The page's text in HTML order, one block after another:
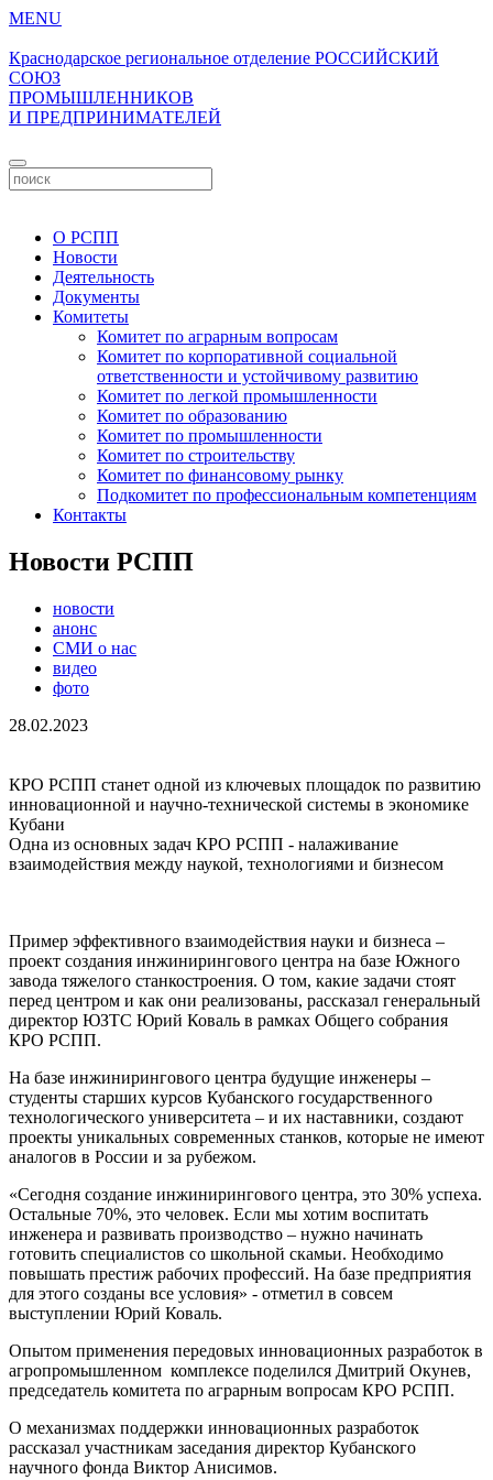
MENU
Краснодарское региональное отделение РОССИЙСКИЙ
СОЮЗ
ПРОМЫШЛЕННИКОВ
И ПРЕДПРИНИМАТЕЛЕЙ
О РСПП
Новости
Деятельность
Документы
Комитеты
Комитет по аграрным вопросам
Комитет по корпоративной социальной
ответственности и устойчивому развитию
Комитет по легкой промышленности
Комитет по образованию
Комитет по промышленности
Комитет по строительству
Комитет по финансовому рынку
Подкомитет по профессиональным компетенциям
Контакты
Новости РСПП
новости
анонс
СМИ о нас
видео
фото
28.02.2023
КРО РСПП станет одной из ключевых площадок по развитию
инновационной и научно-технической системы в экономике
Кубани
Одна из основных задач КРО РСПП - налаживание
взаимодействия между наукой, технологиями и бизнесом
Пример эффективного взаимодействия науки и бизнеса –
проект создания инжинирингового центра на базе Южного
завода тяжелого станкостроения. О том, какие задачи стоят
перед центром и как они реализованы, рассказал генеральный
директор ЮЗТС Юрий Коваль в рамках Общего собрания
КРО РСПП.
На базе инжинирингового центра будущие инженеры –
студенты старших курсов Кубанского государственного
технологического университета – и их наставники, создают
проекты уникальных современных станков, которые не имеют
аналогов в России и за рубежом.
«Сегодня создание инжинирингового центра, это 30% успеха.
Остальные 70%, это человек. Если мы хотим воспитать
инженера и развивать производство – нужно начинать
готовить специалистов со школьной скамьи. Необходимо
повышать престиж рабочих профессий. На базе предприятия
для этого созданы все условия» - отметил в совсем
выступлении Юрий Коваль.
Опытом применения передовых инновационных разработок в
агропромышленном комплексе поделился Дмитрий Окунев,
председатель комитета по аграрным вопросам КРО РСПП.
О механизмах поддержки инновационных разработок
рассказал участникам заседания директор Кубанского
научного фонда Виктор Анисимов.